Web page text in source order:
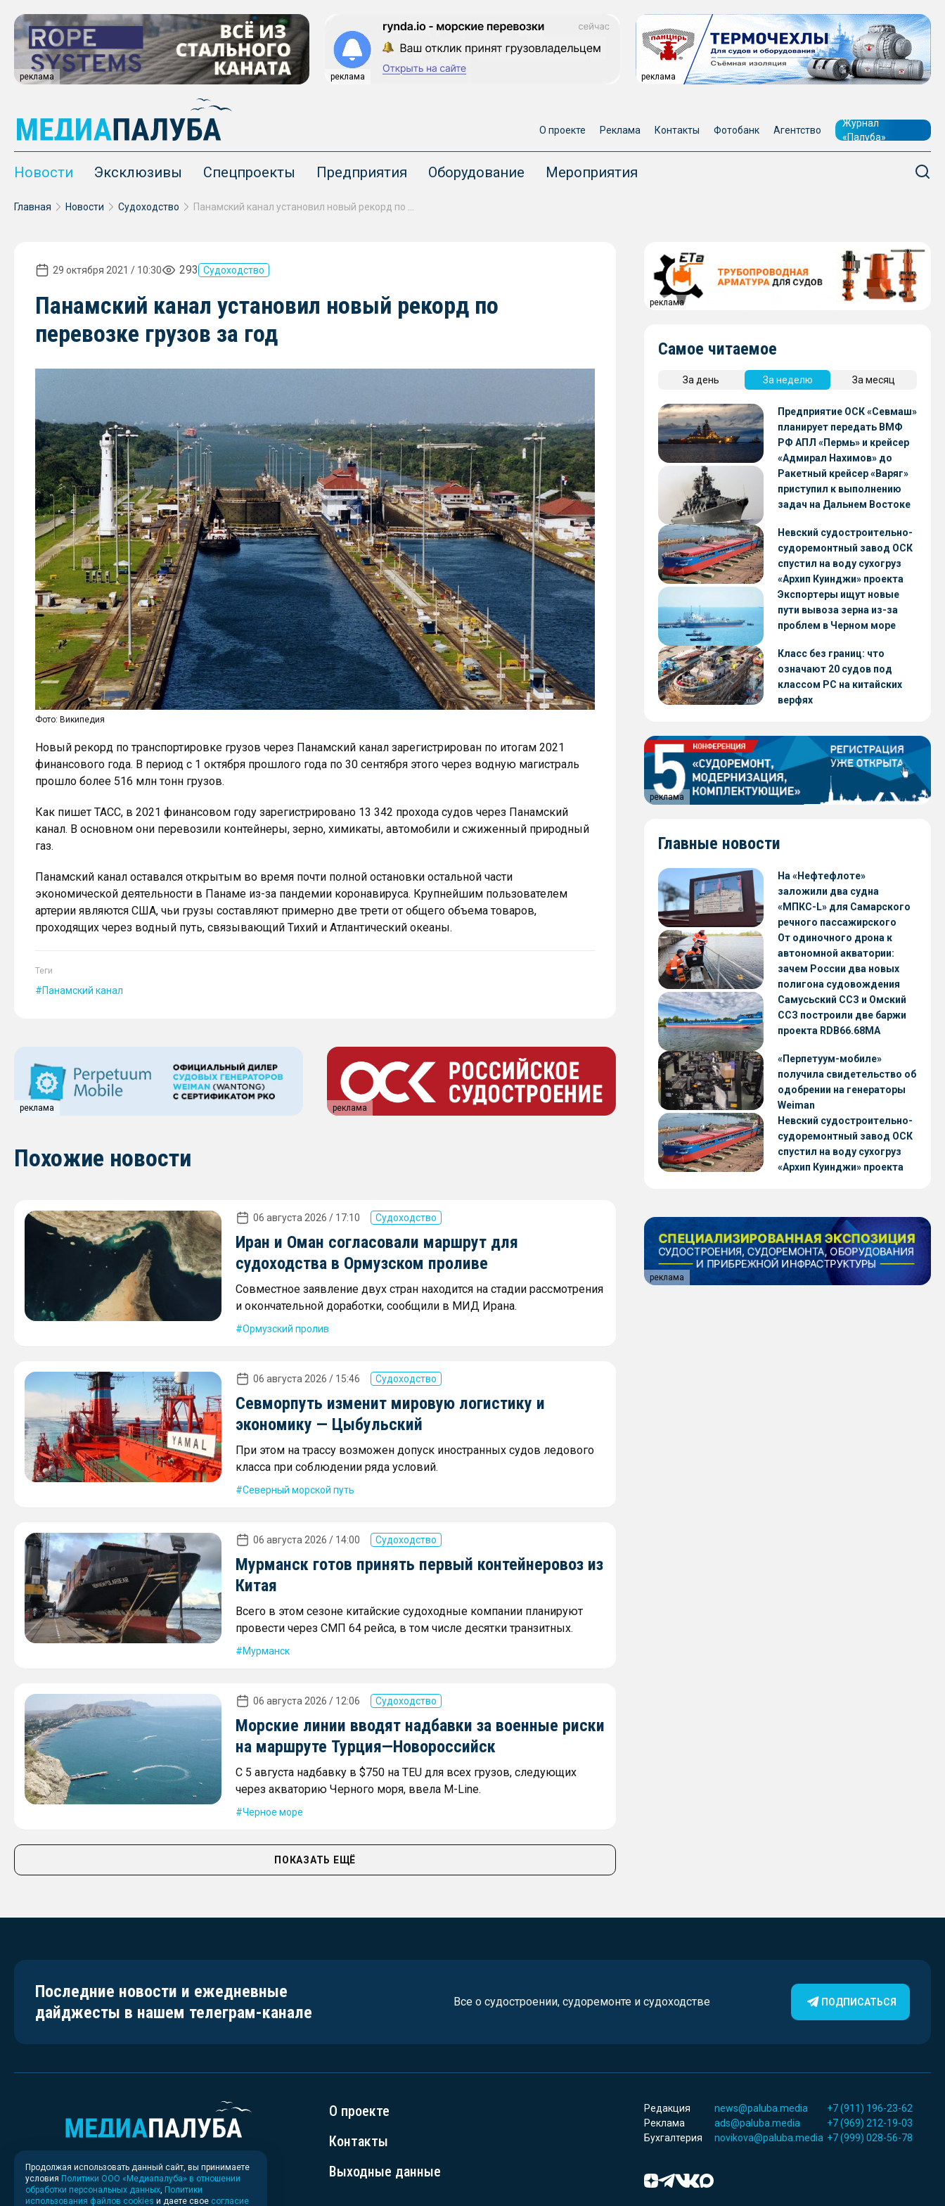
реклама реклама реклама
О проекте Реклама Контакты Фотобанк Агентство
Журнал
«Палуба»
Новости Эксклюзивы Спецпроекты Предприятия Оборудование Мероприятия
Главная Новости Судоходство
29 октября 2021 / 10:30 293 Судоходство
Панамский канал установил новый рекорд по
перевозке грузов за год
Фото: Википедия
Новый рекорд по транспортировке грузов через Панамский канал зарегистрирован по итогам 2021
финансового года. В период с 1 октября прошлого года по 30 сентября этого через водную магистраль
прошло более 516 млн тонн грузов.
Как пишет ТАСС, в 2021 финансовом году зарегистрировано 13 342 прохода судов через Панамский
канал. В основном они перевозили контейнеры, зерно, химикаты, автомобили и сжиженный природный
газ.
Панамский канал оставался открытым во время почти полной остановки остальной части
экономической деятельности в Панаме из-за пандемии коронавируса. Крупнейшим пользователем
артерии являются США, чьи грузы составляют примерно две трети от общего объема товаров,
проходящих через водный путь, связывающий Тихий и Атлантический океаны.
Теги
Панамский канал
реклама реклама
Похожие новости
06 августа 2026 / 17:10 Судоходство
Иран и Оман согласовали маршрут для
судоходства в Ормузском проливе
Совместное заявление двух стран находится на стадии рассмотрения
и окончательной доработки, сообщили в МИД Ирана.
Ормузский пролив
06 августа 2026 / 15:46 Судоходство
Севморпуть изменит мировую логистику и
экономику — Цыбульский
При этом на трассу возможен допуск иностранных судов ледового
класса при соблюдении ряда условий.
Северный морской путь
06 августа 2026 / 14:00 Судоходство
Мурманск готов принять первый контейнеровоз из
Китая
Всего в этом сезоне китайские судоходные компании планируют
провести через СМП 64 рейса, в том числе десятки транзитных.
Мурманск
06 августа 2026 / 12:06 Судоходство
Морские линии вводят надбавки за военные риски
на маршруте Турция—Новороссийск
С 5 августа надбавку в $750 на TEU для всех грузов, следующих
через акваторию Черного моря, ввела M-Line.
Черное море
ПОКАЗАТЬ ЕЩЁ
реклама
Самое читаемое
За день За неделю За месяц
Предприятие ОСК «Севмаш»
планирует передать ВМФ
РФ АПЛ «Пермь» и крейсер
«Адмирал Нахимов» до
конца 2026 года
Ракетный крейсер «Варяг»
приступил к выполнению
задач на Дальнем Востоке
Невский судостроительно-
судоремонтный завод ОСК
спустил на воду сухогруз
«Архип Куинджи» проекта
RSD59
Экспортеры ищут новые
пути вывоза зерна из-за
проблем в Черном море
Класс без границ: что
означают 20 судов под
классом РС на китайских
верфях
реклама
Главные новости
На «Нефтефлоте»
заложили два судна
«МПКС-L» для Самарского
речного пассажирского
предприятия
От одиночного дрона к
автономной акватории:
зачем России два новых
полигона судовождения
Самусьский ССЗ и Омский
ССЗ построили две баржи
проекта RDB66.68МА
«Перпетуум-мобиле»
получила свидетельство об
одобрении на генераторы
Weiman
Невский судостроительно-
судоремонтный завод ОСК
спустил на воду сухогруз
«Архип Куинджи» проекта
реклама
Последние новости и ежедневные
дайджесты в нашем телеграм-канале
Все о судостроении, судоремонте и судоходстве ПОДПИСАТЬСЯ
О проекте
Контакты
Выходные данные
Редакция news@paluba.media
+7 (911) 196-23-62
Реклама
ads@paluba.media
+7 (969) 212-19-03
Бухгалтерия
novikova@paluba.media +7 (999) 028-56-78
Продолжая использовать данный сайт, вы принимаете
условия Политики ООО «Медиапалуба» в отношении
обработки персональных данных Политики
использования файлов cookies и даете свое согласие